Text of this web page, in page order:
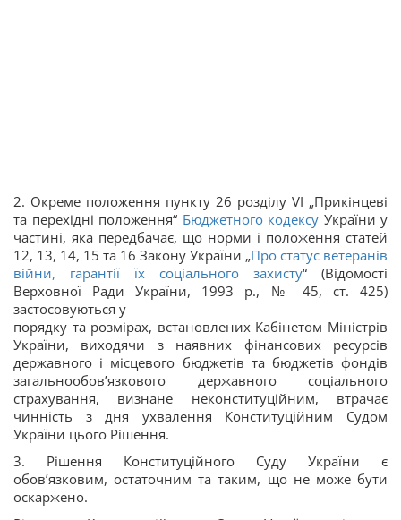
2. Окреме положення пункту 26 розділу VI „Прикінцеві
та перехідні положення“ Бюджетного кодексу України у
частині, яка передбачає, що норми і положення статей
12, 13, 14, 15 та 16 Закону України „Про статус ветеранів
війни, гарантії їх соціального захисту“ (Відомості
Верховної Ради України, 1993 р., № 45, ст. 425)
застосовуються у
порядку та розмірах, встановлених Кабінетом Міністрів
України, виходячи з наявних фінансових ресурсів
державного і місцевого бюджетів та бюджетів фондів
загальнообов’язкового державного соціального
страхування, визнане неконституційним, втрачає
чинність з дня ухвалення Конституційним Судом
України цього Рішення.
3. Рішення Конституційного Суду України є
обов’язковим, остаточним та таким, що не може бути
оскаржено.